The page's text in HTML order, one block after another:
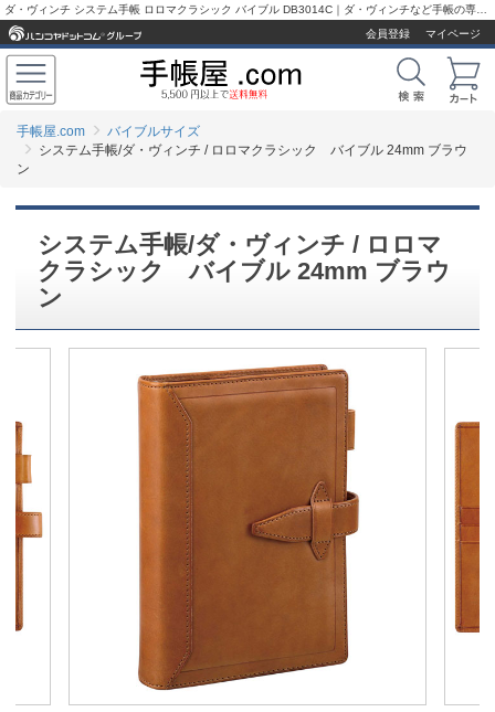
会員登録
マイページ
手帳屋.com
バイブルサイズ
システム手帳/ダ・ヴィンチ / ロロマクラシック バイブル 24mm ブラウ
ン
システム手帳/ダ・ヴィンチ / ロロマ
クラシック バイブル 24mm ブラウ
ン